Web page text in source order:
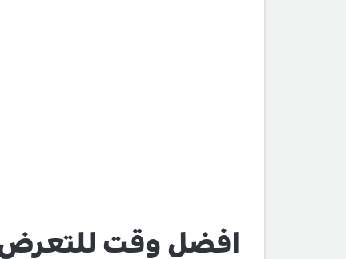
افضل وقت